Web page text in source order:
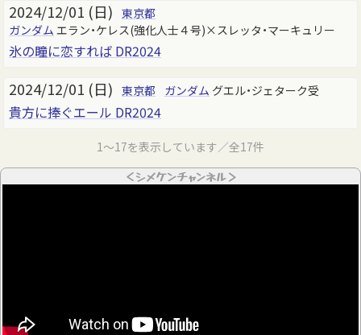
2024/12/01 (日) 東京都
ガンダム エラン・ケレス(強化人士４号)×スレッタ・マーキュリー
氷の瞳に恋すれば DR2024
2024/12/01 (日) 東京都 ガンダム グエル・ジェターク受
貴方に捧ぐエール DR2024
1～17を表示しています／全17件
＜シメケンチャンネル＞